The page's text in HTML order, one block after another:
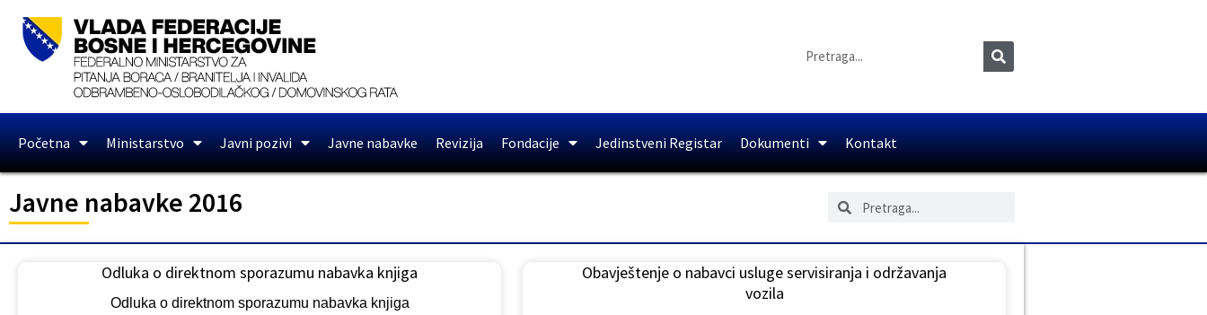
Početna Ministarstvo Javni pozivi Javne nabavke Revizija Fondacije Jedinstveni Registar Dokumenti Kontakt
Javne nabavke 2016
Odluka o direktnom sporazumu nabavka knjiga
Odluka o direktnom sporazumu nabavka knjiga
Obavještenje o nabavci usluge servisiranja i održavanja
vozila